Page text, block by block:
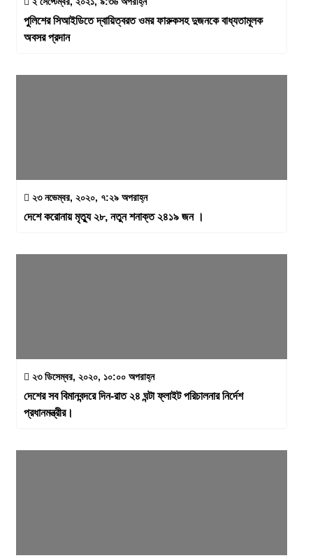
পুলিশের সিআইডিতে দ্বায়িত্বরত ওমর ফারুকসহ দুজনকে বাধ্যতামূলক
অবসর প্রদান
২৩ নভেম্বর, ২০২০, ৭:২৯ অপরাহ্ন
দেশে করোনায় মৃত্যু ২৮, নতুন শনাক্ত ২৪১৯ জন ।
২৩ ডিসেম্বর, ২০২০, ১০:০০ অপরাহ্ন
দেশের সব বিমানবন্দরে দিন-রাত ২৪ ঘন্টা ফ্লাইট পরিচালনার নির্দেশ
প্রধানমন্ত্রীর।